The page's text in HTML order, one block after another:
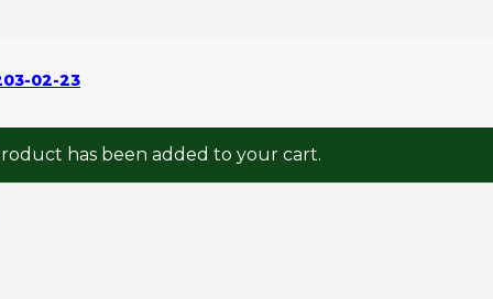
02-23
has been added to your cart.IV Loft